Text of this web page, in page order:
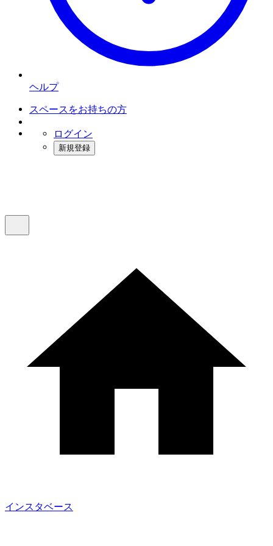
ヘルプ
スペースをお持ちの方
ログイン
新規登録
インスタベース